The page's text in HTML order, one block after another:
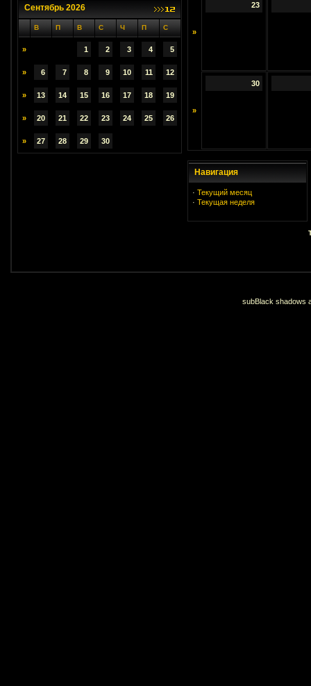
Сентябрь 2026
В П В С Ч П С
» 1 2 3 4 5
» 6 7 8 9 10 11 12
» 13 14 15 16 17 18 19
» 20 21 22 23 24 25 26
» 27 28 29 30
»
23
»
30
Навигация
· Текущий месяц
· Текущая неделя
subBlack shadows